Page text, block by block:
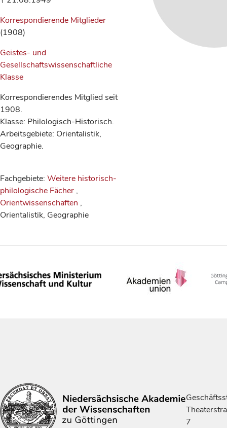
Korrespondierende Mitglieder
(1908)
Geistes- und
Gesellschaftswissenschaftliche
Klasse
Korrespondierendes Mitglied seit
1908.
Klasse: Philologisch-Historisch.
Arbeitsgebiete: Orientalistik,
Geographie.
Fachgebiete: Weitere historisch-
philologische Fächer ,
Orientwissenschaften ,
Orientalistik, Geographie
7